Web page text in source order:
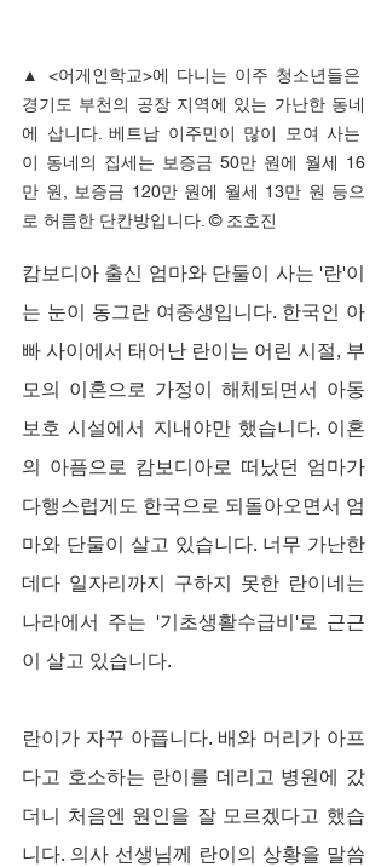
▲ <어게인학교>에 다니는 이주 청소년들은
경기도 부천의 공장 지역에 있는 가난한 동네
에 삽니다. 베트남 이주민이 많이 모여 사는
이 동네의 집세는 보증금 50만 원에 월세 16
만 원, 보증금 120만 원에 월세 13만 원 등으
로 허름한 단칸방입니다. © 조호진
캄보디아 출신 엄마와 단둘이 사는 '란'이
는 눈이 동그란 여중생입니다. 한국인 아
빠 사이에서 태어난 란이는 어린 시절, 부
모의 이혼으로 가정이 해체되면서 아동
보호 시설에서 지내야만 했습니다. 이혼
의 아픔으로 캄보디아로 떠났던 엄마가
다행스럽게도 한국으로 되돌아오면서 엄
마와 단둘이 살고 있습니다. 너무 가난한
데다 일자리까지 구하지 못한 란이네는
나라에서 주는 '기초생활수급비'로 근근
이 살고 있습니다.
란이가 자꾸 아픕니다. 배와 머리가 아프
다고 호소하는 란이를 데리고 병원에 갔
더니 처음엔 원인을 잘 모르겠다고 했습
니다. 의사 선생님께 란이의 상황을 말씀